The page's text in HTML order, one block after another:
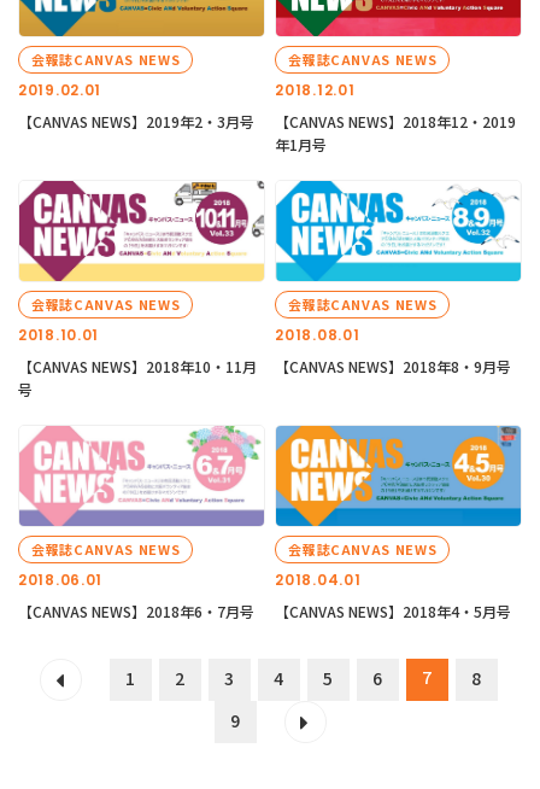
2019.02.01
会報誌CANVAS NEWS
【CANVAS NEWS】2019年2・3月号
2018.12.01
会報誌CANVAS NEWS
【CANVAS NEWS】2018年12・2019
年1月号
2018.10.01
会報誌CANVAS NEWS
【CANVAS NEWS】2018年10・11月
号
2018.08.01
会報誌CANVAS NEWS
【CANVAS NEWS】2018年8・9月号
2018.06.01
会報誌CANVAS NEWS
【CANVAS NEWS】2018年6・7月号
2018.04.01
会報誌CANVAS NEWS
【CANVAS NEWS】2018年4・5月号
1 2 3 4 5 6 7
8
9